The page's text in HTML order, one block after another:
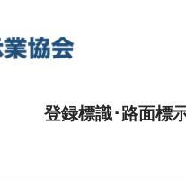
登録標識･路面標